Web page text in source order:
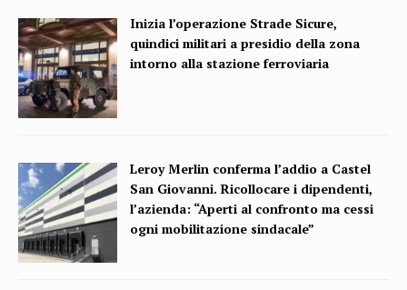
Inizia l’operazione Strade Sicure,
quindici militari a presidio della zona
intorno alla stazione ferroviaria
Leroy Merlin conferma l’addio a Castel
San Giovanni. Ricollocare i dipendenti,
l’azienda: “Aperti al confronto ma cessi
ogni mobilitazione sindacale”